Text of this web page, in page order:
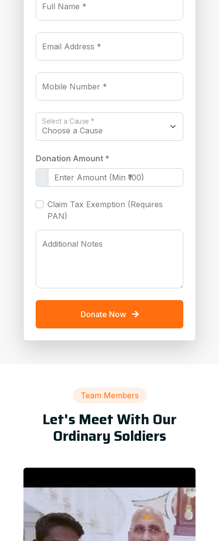
Full Name *
Email Address *
Mobile Number *
Select a Cause *
Donation Amount *
Claim Tax Exemption (Requires
PAN)
Additional Notes
Donate Now
Team Members
Let's Meet With Our
Ordinary Soldiers